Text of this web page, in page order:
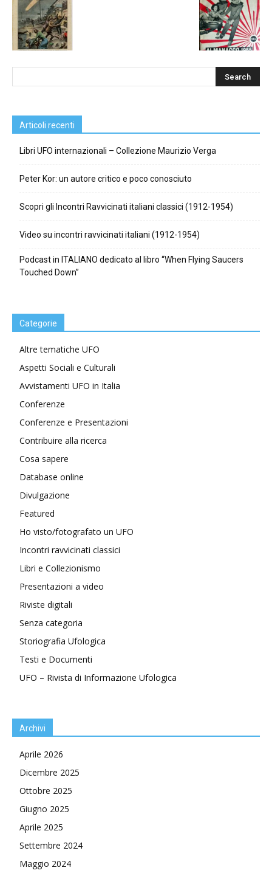
Articoli recenti
Libri UFO internazionali – Collezione Maurizio Verga
Peter Kor: un autore critico e poco conosciuto
Scopri gli Incontri Ravvicinati italiani classici (1912-1954)
Video su incontri ravvicinati italiani (1912-1954)
Podcast in ITALIANO dedicato al libro “When Flying Saucers
Touched Down”
Categorie
Altre tematiche UFO
Aspetti Sociali e Culturali
Avvistamenti UFO in Italia
Conferenze
Conferenze e Presentazioni
Contribuire alla ricerca
Cosa sapere
Database online
Divulgazione
Featured
Ho visto/fotografato un UFO
Incontri ravvicinati classici
Libri e Collezionismo
Presentazioni a video
Riviste digitali
Senza categoria
Storiografia Ufologica
Testi e Documenti
UFO – Rivista di Informazione Ufologica
Archivi
Aprile 2026
Dicembre 2025
Ottobre 2025
Giugno 2025
Aprile 2025
Settembre 2024
Maggio 2024